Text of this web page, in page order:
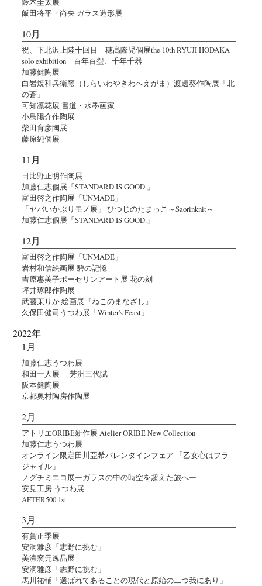
飯田将平・尚央 ガラス造形展
10月
祝、下北沢上陸十回目 穂髙隆児個展the 10th RYUJI HODAKA
solo exhibition 百年百盌、千年千器
加藤健陶展
白岩焼和兵衛窯（しらいわやきわへえがま）渡邊葵作陶展「北
の蒼」
可知凛花展 書道・水墨画家
小島陽介作陶展
柴田育彦陶展
藤原純個展
11月
日比野正明作陶展
加藤仁志個展「STANDARD IS GOOD.」
富田啓之作陶展「UNMADE」
「ヤバいかぶりモノ展」 ひつじのたまっこ～Saorinknit～
加藤仁志個展「STANDARD IS GOOD.」
12月
富田啓之作陶展「UNMADE」
岩村和信絵画展 碧の記憶
吉原惠美子ポーセリンアート展 花の刻
坪井琢郎作陶展
武藤茉りか 絵画展『ねこのまなざし』
久保田健司うつわ展「Winter's Feast」
2022年
1月
加藤仁志うつわ展
和田一人展 -芳洲三代賦-
阪本健陶展
京都奥村陶房作陶展
2月
アトリエORIBE新作展 Atelier ORIBE New Collection
加藤仁志うつわ展
オンライン限定田川亞希バレンタインフェア 「乙女心はフラ
ジャイル」
ノグチミエコ展ーガラスの中の時空を超えた旅へー
安見工房 うつわ展
AFTER500.1st
3月
有賀正季展
安洞雅彦「志野に挑む」
美濃窯元逸品展
安洞雅彦「志野に挑む」
馬川祐輔「選ばれてあることの現代と原始の二つ我にあり」